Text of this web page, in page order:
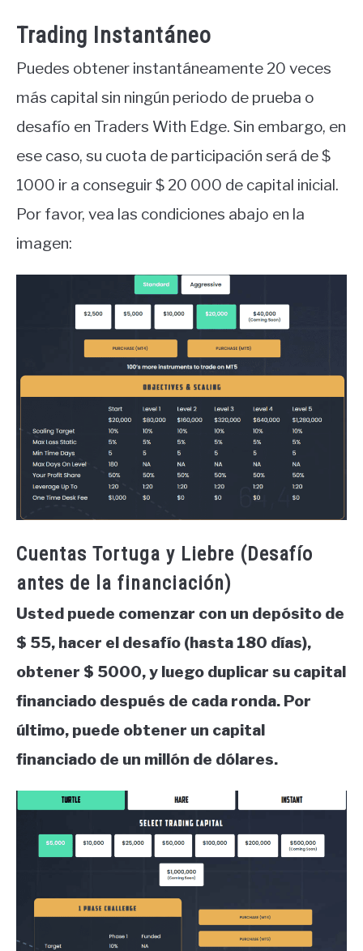
Trading Instantáneo
Puedes obtener instantáneamente 20 veces
más capital sin ningún periodo de prueba o
desafío en Traders With Edge. Sin embargo, en
ese caso, su cuota de participación será de $
1000 ir a conseguir $ 20 000 de capital inicial.
Por favor, vea las condiciones abajo en la
imagen:
Cuentas Tortuga y Liebre (Desafío
antes de la financiación)
Usted puede comenzar con un depósito de
$ 55, hacer el desafío (hasta 180 días),
obtener $ 5000, y luego duplicar su capital
financiado después de cada ronda. Por
último, puede obtener un capital
financiado de un millón de dólares.